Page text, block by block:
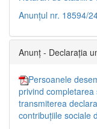
Anunțul nr. 18594/
Anunț - Declarația
Persoanele
privind
transmiterea
contribuțiile sociale